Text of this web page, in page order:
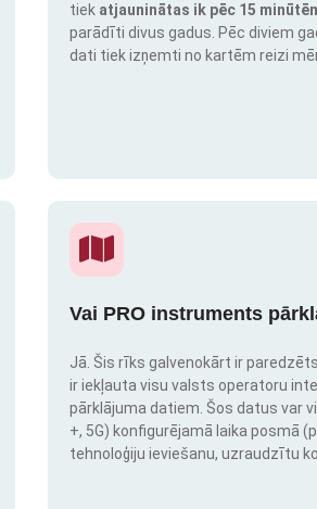
tiek atjauninātas ik pēc 15
parādīti divus gadus. Pēc diviem
dati tiek izņemti no kartēm reizi
Vai PRO instruments
Jā. Šis rīks galvenokārt ir
ir iekļauta visu valsts operatoru
pārklājuma datiem. Šos datus var
+, 5G) konfigurējamā laika posmā
tehnoloģiju ieviešanu, uzraudzītu